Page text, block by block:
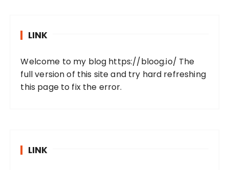
LINK
Welcome to my blog https://bloog.io/ The
full version of this site and try hard refreshing
this page to fix the error.
LINK